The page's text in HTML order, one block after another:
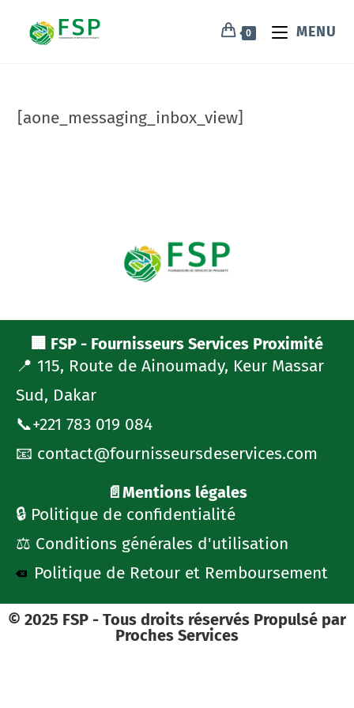
0 MENU
[aone_messaging_inbox_view]
🏢 FSP - Fournisseurs Services Proximité
📍 115, Route de Ainoumady, Keur Massar
Sud, Dakar
📞+221 783 019 084
📧 contact@fournisseursdeservices.com
📄Mentions légales
🔒 Politique de confidentialité
⚖️ Conditions générales d'utilisation
Politique de Retour et Remboursement
© 2025 FSP - Tous droits réservés Propulsé par
Proches Services